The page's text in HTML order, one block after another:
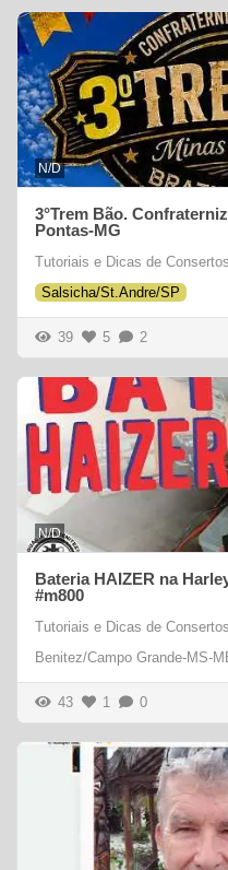
N/D
3°Trem Bão.
Pontas-MG
Tutoriais e Dicas de
Salsicha/St.Andre/SP
39 5 2
N/D
Bateria HAIZER na
#m800
Tutoriais e Dicas de
Benitez/Campo Grande-MS-
43 1 0